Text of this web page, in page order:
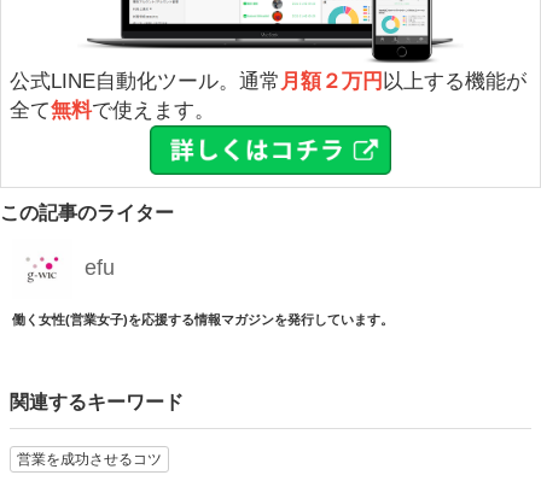
公式LINE自動化ツール。通常 月額２万円 以上する機能が
全て無料で使えます。
この記事のライター
efu
働く女性(営業女子)を応援する情報マガジンを発行しています。
関連するキーワード
営業を成功させるコツ